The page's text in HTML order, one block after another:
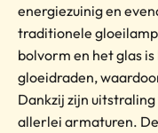
energiezuinig en
traditionele
bolvorm en het glas
gloeidraden,
Dankzij zijn
allerlei armaturen.